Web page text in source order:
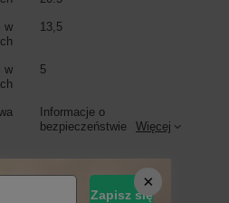
w
13,5
w
5
Informacje o
bezpieczeństwie
Więcej
również
Zapisz się